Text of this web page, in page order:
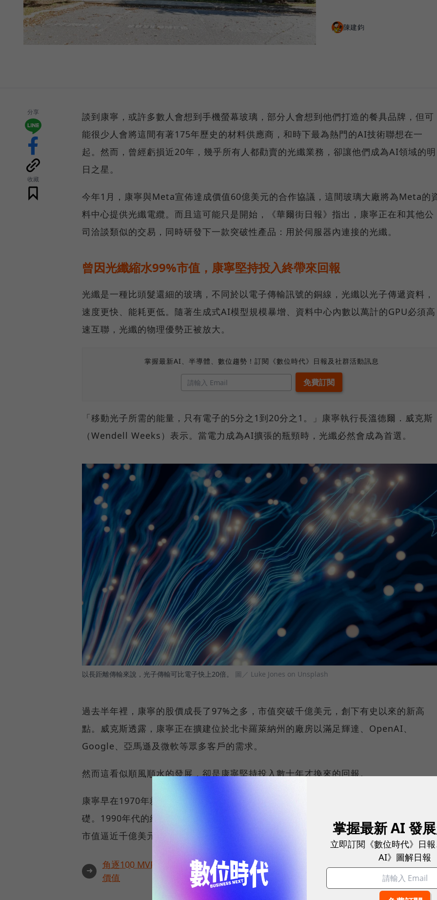
陳建鈞
分享
收藏
談到康寧，或許多數人會想到手機螢幕玻璃，部分人會想到他們打造的餐具品牌，但可
能很少人會將這間有著175年歷史的材料供應商，和時下最為熱門的AI技術聯想在一
起。然而，曾經虧損近20年，幾乎所有人都勸賣的光纖業務，卻讓他們成為AI領域的明
日之星。
今年1月，康寧與Meta宣佈達成價值60億美元的合作協議，這間玻璃大廠將為Meta的
料中心提供光纖電纜。而且這可能只是開始，《華爾街日報》指出，康寧正在和其他公
司洽談類似的交易，同時研發下一款突破性產品：用於伺服器內連接的光纖。
曾因光纖縮水99%市值，康寧堅持投入終帶來回報
光纖是一種比頭髮還細的玻璃，不同於以電子傳輸訊號的銅線，光纖以光子傳遞資料，
速度更快、能耗更低。隨著生成式AI模型規模暴增、資料中心內數以萬計的GPU必須高
速互聯，光纖的物理優勢正被放大。
掌握最新AI、半導體、數位趨勢！訂閱《數位時代》日報及社群活動訊息
「移動光子所需的能量，只有電子的5分之1到20分之1。」康寧執行長溫德爾．威克斯
（Wendell Weeks）表示。當電力成為AI擴張的瓶頸時，光纖必然會成為首選。
以長距離傳輸來說，光子傳輸可比電子快上20倍。 圖／ Luke Jones on Unsplash
過去半年裡，康寧的股價成長了97%之多，市值突破千億美元，創下有史以來的新高
點。威克斯透露，康寧正在擴建位於北卡羅萊納州的廠房以滿足輝達、OpenAI、
Google、亞馬遜及微軟等眾多客戶的需求。
然而這看似順風順水的發展，卻是康寧堅持投入數十年才換來的回報。
康寧早在1970年就發明第一條可用於長距離通訊的玻璃光纖，成為現代網際網路的基
礎。1990年代的網路泡沫期間，光纖需求快速攀升，康寧股價在短短幾年間翻了數倍，
市值逼近千億美元。
➜
角逐100 MVP盛典雙重榮耀！國際品牌X經理人特別肯定，展現AI時代最具潛力的核心
價值
掌握最新 AI 發
立即訂閱《數位時代》日
AI》圖解日報